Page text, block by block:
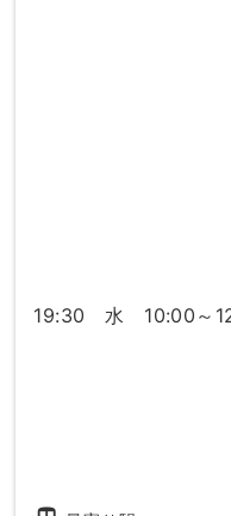
19:30 水 10:00～